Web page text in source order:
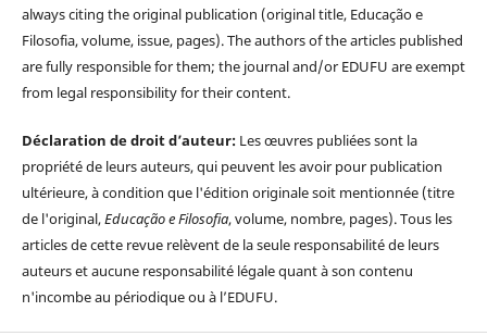
always citing the original publication (original title, Educação e
Filosofia, volume, issue, pages). The authors of the articles published
are fully responsible for them; the journal and/or EDUFU are exempt
from legal responsibility for their content.
Déclaration de droit d’auteur: Les œuvres publiées sont la
propriété de leurs auteurs, qui peuvent les avoir pour publication
ultérieure, à condition que l'édition originale soit mentionnée (titre
de l'original,Educação e Filosofia, volume, nombre, pages). Tous les
articles de cette revue relèvent de la seule responsabilité de leurs
auteurs et aucune responsabilité légale quant à son contenu
n'incombe au périodique ou à l’EDUFU.